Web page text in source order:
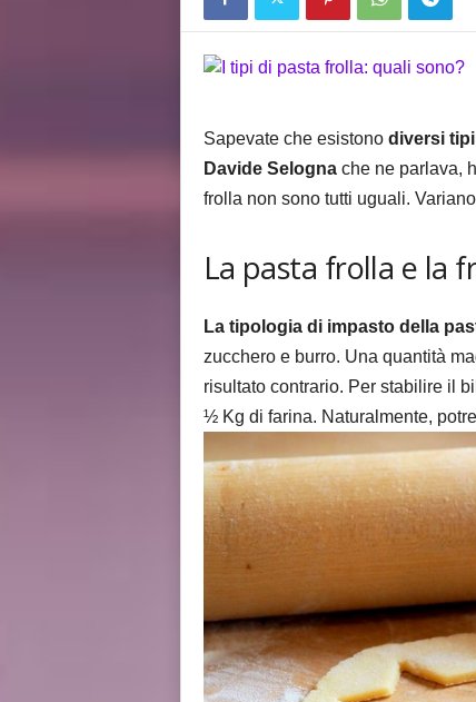
C
Sapevate che esistono diversi
Davide Selognache ne parlava,
frolla non sono tutti uguali.
La pasta frolla e la
La tipologia di impasto della
zucchero e burro. Una quantità
risultato contrario. Per stabilire il
½ Kg di farina. Naturalmente,